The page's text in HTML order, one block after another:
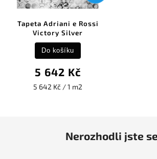
Tapeta Adriani e Rossi
Victory Silver
5 642 Kč
5 642 Kč / 1 m2
Do košíku
Nerozhodli jste